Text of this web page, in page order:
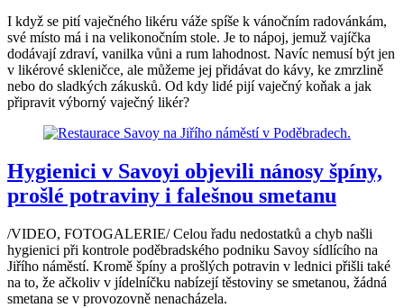
I když se pití vaječného likéru váže spíše k vánočním radovánkám,
své místo má i na velikonočním stole. Je to nápoj, jemuž vajíčka
dodávají zdraví, vanilka vůni a rum lahodnost. Navíc nemusí být jen
v likérové skleničce, ale můžeme jej přidávat do kávy, ke zmrzlině
nebo do sladkých zákusků. Od kdy lidé pijí vaječný koňak a jak
připravit výborný vaječný likér?
Hygienici v Savoyi objevili nánosy špíny,
prošlé potraviny i falešnou smetanu
/VIDEO, FOTOGALERIE/ Celou řadu nedostatků a chyb našli
hygienici při kontrole poděbradského podniku Savoy sídlícího na
Jiřího náměstí. Kromě špíny a prošlých potravin v lednici přišli také
na to, že ačkoliv v jídelníčku nabízejí těstoviny se smetanou, žádná
smetana se v provozovně nenacházela.